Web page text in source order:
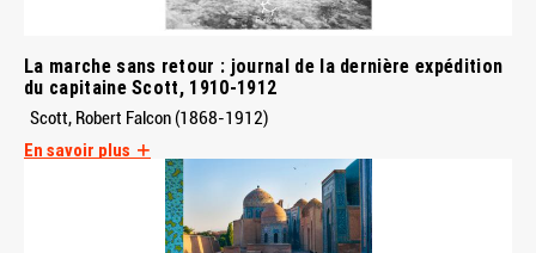
La marche sans retour : journal de la dernière expédition
du capitaine Scott, 1910-1912
Scott, Robert Falcon (1868-1912)
En savoir plus